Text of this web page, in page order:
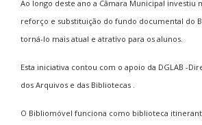
Ao longo deste ano a Câmara Municipal investiu
reforço e substituição do fundo documental do
torná-lo mais atual e atrativo para os alunos.
Esta iniciativa contou com o apoio da DGLAB -
dos Arquivos e das Bibliotecas .
O Bibliomóvel funciona como biblioteca